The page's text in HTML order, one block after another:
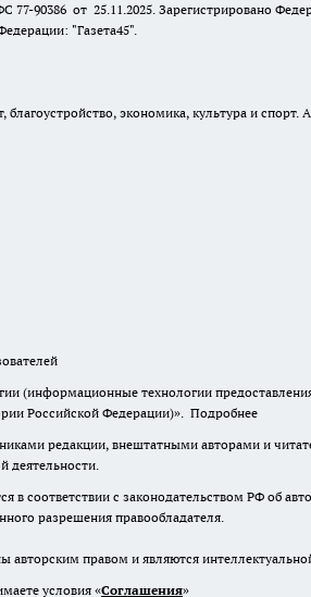
90386 от 25.11.2025. Зарегистрировано
"Газета45".
экономика, культура и спорт.
(информационные технологии
Российской Федерации)». Подробнее
редакции, внештатными авторами и
деятельности.
в соответствии с законодательством РФ об
разрешения правообладателя.
правом и являются
условия «Cоглашения»